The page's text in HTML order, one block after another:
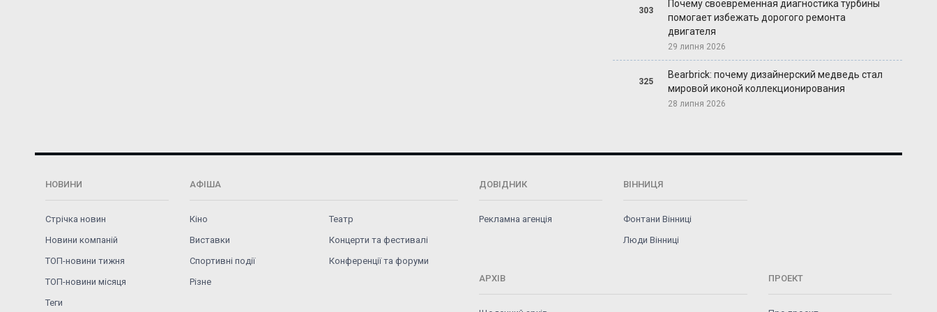
303
Почему своевременная диагностика турбины
помогает избежать дорогого ремонта
двигателя
29 липня 2026
325
Bearbrick: почему дизайнерский медведь стал
мировой иконой коллекционирования
28 липня 2026
НОВИНИ
Стрічка новин
Новини компаній
ТОП-новини тижня
ТОП-новини місяця
Теги
АФІША
Кіно
Театр
Виставки
Концерти та фестивалі
Спортивні події
Конференції та форуми
Різне
ДОВІДНИК
Рекламна агенція
ВІННИЦЯ
Фонтани Вінниці
Люди Вінниці
АРХІВ ПРОЕКТ